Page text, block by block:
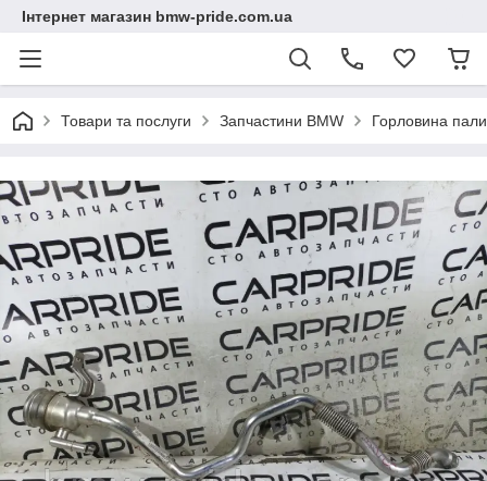
Інтернет магазин bmw-pride.com.ua
Товари та послуги Запчастини BMW Горловина